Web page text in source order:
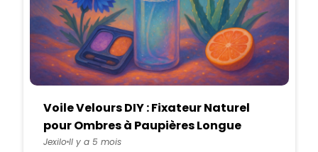
Voile Velours DIY : Fixateur Naturel
pour Ombres à Paupières Longue
Tenue
JexiloIl y a 5 mois